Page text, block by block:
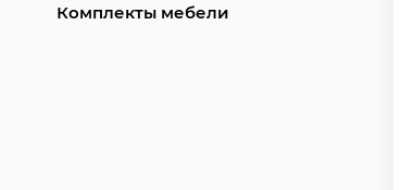
Комплекты мебели